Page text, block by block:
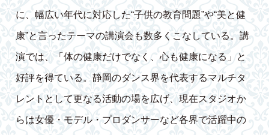
に、幅広い年代に対応した“子供の教育問題”や“美と健
康”と言ったテーマの講演会も数多くこなしている。講
演では、「体の健康だけでなく、心も健康になる」と
好評を得ている。静岡のダンス界を代表するマルチタ
レントとして更なる活動の場を広げ、現在スタジオか
らは女優・モデル・プロダンサーなど各界で活躍中の